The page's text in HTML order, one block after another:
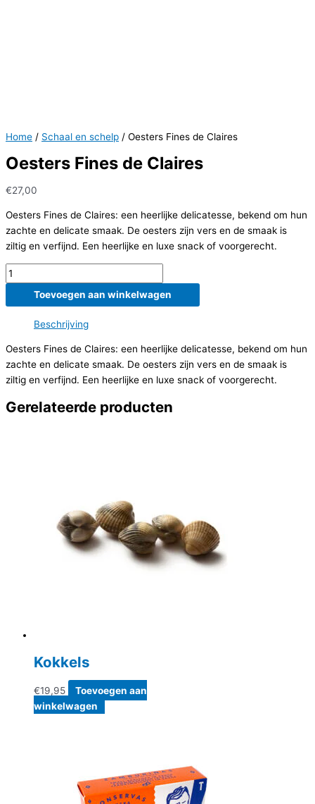
Home / Schaal en schelp / Oesters Fines de Claires
Oesters Fines de Claires
€27,00
Oesters Fines de Claires: een heerlijke delicatesse, bekend om hun
zachte en delicate smaak. De oesters zijn vers en de smaak is
ziltig en verfijnd. Een heerlijke en luxe snack of voorgerecht.
Oesters
Fines
Toevoegen aan winkelwagen
Beschrijving
Oesters Fines de Claires: een heerlijke delicatesse, bekend om hun
zachte en delicate smaak. De oesters zijn vers en de smaak is
ziltig en verfijnd. Een heerlijke en luxe snack of voorgerecht.
Gerelateerde producten
Kokkels
€19,95
Toevoegen aan
winkelwagen